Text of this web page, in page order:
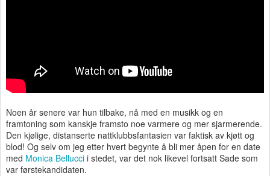
Noen år senere var hun tilbake, nå med en musikk og en
framtoning som kanskje framsto noe varmere og mer sjarmerende.
Den kjølige, distanserte nattklubbsfantasien var faktisk av kjøtt og
blod! Og selv om jeg etter hvert begynte å bli mer åpen for en date
med Monica Bellucci i stedet, var det nok likevel fortsatt Sade som
var førstekandidaten.